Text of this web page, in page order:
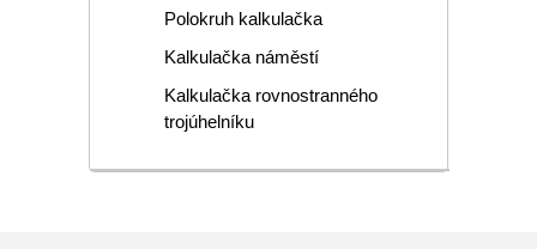
Polokruh kalkulačka
Kalkulačka náměstí
Kalkulačka rovnostranného
trojúhelníku